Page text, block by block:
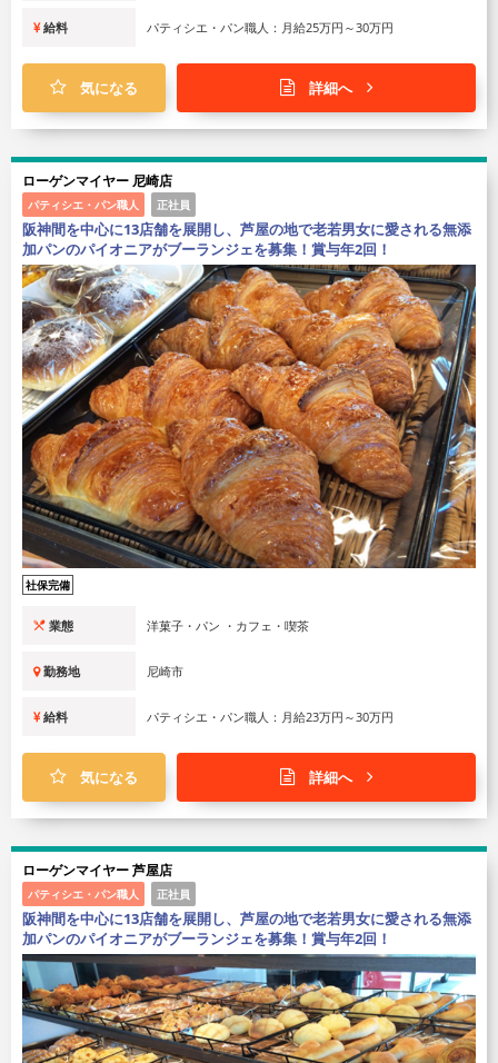
給料 パティシエ・パン職人：月給25万円～30万円
気になる 詳細へ
ローゲンマイヤー 尼崎店
パティシエ・パン職人 正社員
阪神間を中心に13店舗を展開し、芦屋の地で老若男女に愛される無添
加パンのパイオニアがブーランジェを募集！賞与年2回！
社保完備
業態 洋菓子・パン ・カフェ・喫茶
勤務地 尼崎市
給料 パティシエ・パン職人：月給23万円～30万円
気になる 詳細へ
ローゲンマイヤー 芦屋店
パティシエ・パン職人 正社員
阪神間を中心に13店舗を展開し、芦屋の地で老若男女に愛される無添
加パンのパイオニアがブーランジェを募集！賞与年2回！